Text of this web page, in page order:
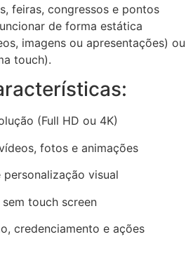
feiras, congressos e pontos
de forma estática
imagens ou apresentações) ou
touch).
(Full HD ou 4K)
fotos e animações
visual
touch screen
credenciamento e ações